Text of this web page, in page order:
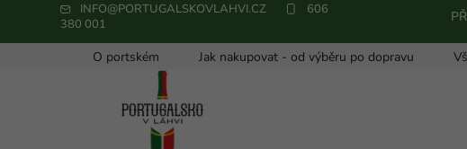
INFO@PORTUGALSKOVLAHVI.CZ
606
380 001
O portském Jak nakupovat - od výběru po dopravu